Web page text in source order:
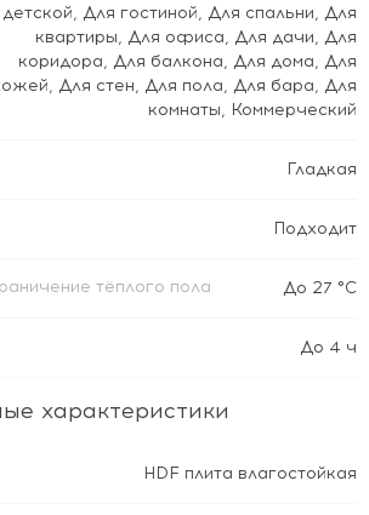
, Для гостиной, Для спальни, Для
квартиры, Для офиса, Для дачи, Для
коридора, Для балкона, Для дома, Для
, Для стен, Для пола, Для бара, Для
комнаты, Коммерческий
Гладкая
Подходит
тёплого пола До 27 °C
До 4 ч
характеристики
HDF плита влагостойкая